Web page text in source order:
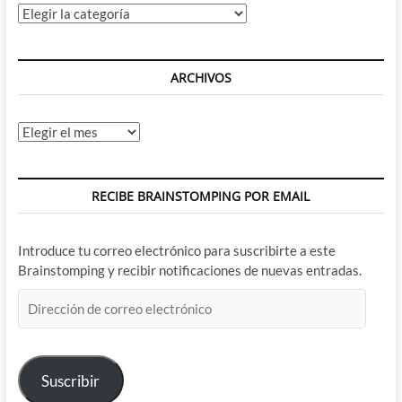
Categorías
ARCHIVOS
Archivos
RECIBE BRAINSTOMPING POR EMAIL
Introduce tu correo electrónico para suscribirte a este
Brainstomping y recibir notificaciones de nuevas entradas.
de
electrónico
Suscribir